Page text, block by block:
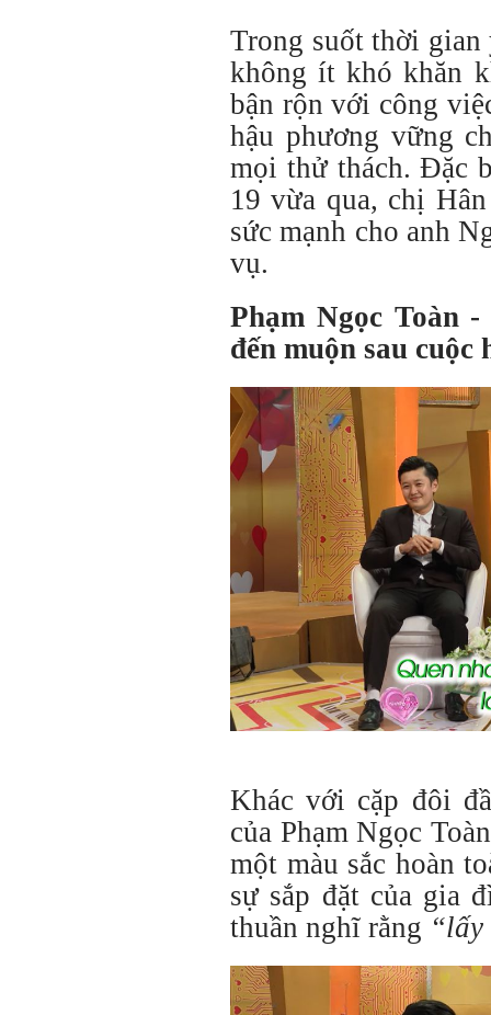
Trong suốt thời gian
không ít khó khăn
bận rộn với công
hậu phương vững
mọi thử thách. Đặc
19 vừa qua, chị
sức mạnh cho anh
vụ.
Phạm Ngọc Toàn
đến muộn sau cuộc
Khác với cặp đôi
của Phạm Ngọc
một màu sắc hoàn
sự sắp đặt của gia
thuần nghĩ rằng